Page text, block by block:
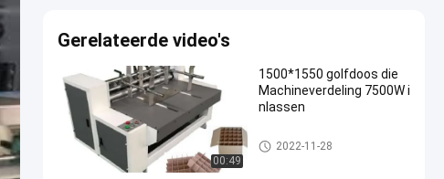
Gerelateerde video's
00:49
1500*1550 golfdoos die
Machineverdeling 7500W i
nlassen
roterende inlassende machine
2022-11-28